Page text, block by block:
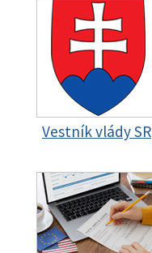
Vestník vlády SR